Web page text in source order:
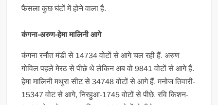
फैसला कुछ घंटों में होने वाला है.
कंगना-अरुण-हेमा मालिनी आगे
कंगना रनौत मंडी से 14734 वोटों से आगे चल रही हैं. अरुण
गोविल पहले मेरठ से पीछे थे लेकिन अब वो 9841 वोटों से आगे हैं.
हेमा मालिनी मथुरा सीट से 34748 वोटों से आगे हैं. मनोज तिवारी-
15347 वोट से आगे, निरहुआ-1745 वोटों से पीछे, रवि किशन-